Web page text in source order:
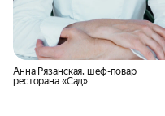
Анна Рязанская, шеф-повар
ресторана «Сад»